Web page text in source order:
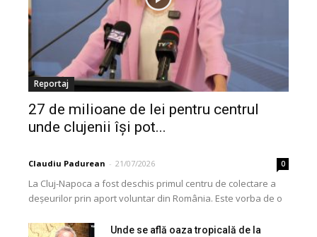
Reportaj
27 de milioane de lei pentru centrul
unde clujenii își pot...
Claudiu Padurean - 21/07/2026 0
La Cluj-Napoca a fost deschis primul centru de colectare a
deșeurilor prin aport voluntar din România. Este vorba de o
Unde se află oaza tropicală de la